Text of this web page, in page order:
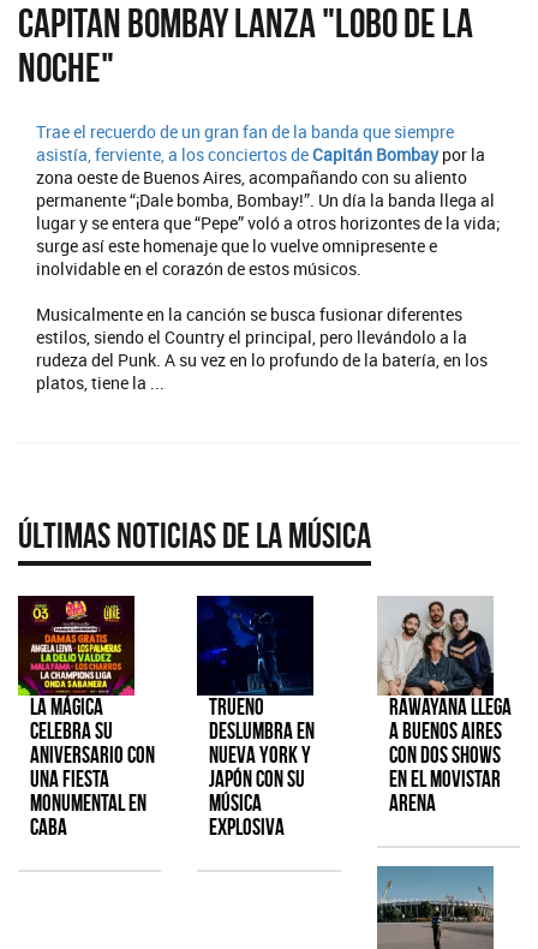
Capitan Bombay lanza "Lobo de la
noche"
Trae el recuerdo de un gran fan de la banda que siempre
asistía, ferviente, a los conciertos deCapitán Bombaypor la
zona oeste de Buenos Aires, acompañando con su aliento
permanente “¡Dale bomba, Bombay!”. Un día la banda llega al
lugar y se entera que “Pepe” voló a otros horizontes de la vida;
surge así este homenaje que lo vuelve omnipresente e
inolvidable en el corazón de estos músicos.
Musicalmente en la canción se busca fusionar diferentes
estilos, siendo el Country el principal, pero llevándolo a la
rudeza del Punk. A su vez en lo profundo de la batería, en los
platos, tiene la ...
Últimas Noticias de la Música
La Mágica
celebra su
aniversario con
una fiesta
monumental en
CABA
TRUENO
deslumbra en
Nueva York y
Japón con su
música
explosiva
Rawayana llega
a Buenos Aires
con dos shows
en el Movistar
Arena